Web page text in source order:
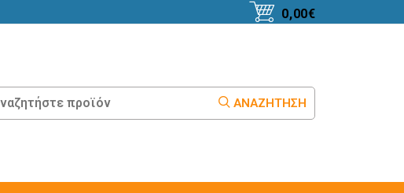
0,00€
ΑΝΑΖΉΤΗΣΗ